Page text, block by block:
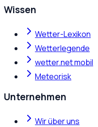
Wissen
Wetter-Lexikon
Wetterlegende
wetter.net mobil
Meteorisk
Unternehmen
Wir über uns